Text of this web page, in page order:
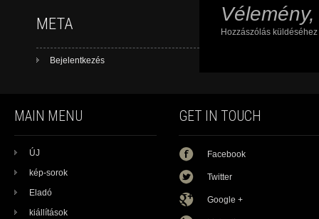
Hozzászólás küldéséhez
META
Bejelentkezés
MAIN MENU
ÚJ
kép-sorok
Eladó
kiállítások
GET IN TOUCH
Facebook
Twitter
Google +